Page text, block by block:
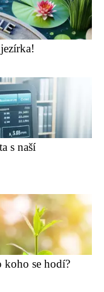
s naší
koho se hodí?